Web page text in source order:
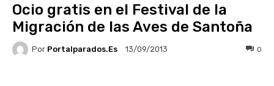
Ocio gratis en el Festival de la
Migración de las Aves de Santoña
Por Portalparados.es 13/09/2013 0